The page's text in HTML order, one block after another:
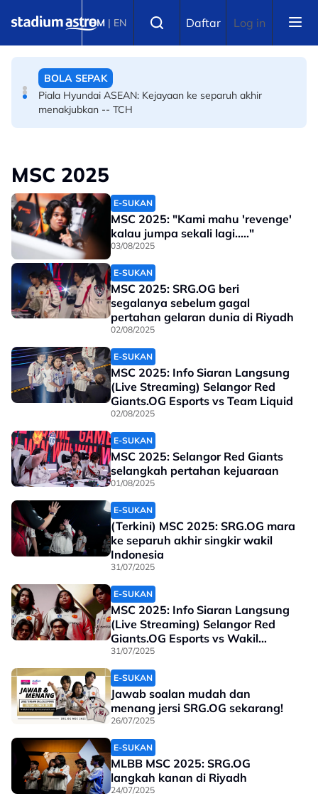
BM | EN Daftar Log in
ARRC: Dominasi luar biasa Hafizh Syahrin! Rangkul
BOLA SEPAK
Piala Hyundai ASEAN: Kejayaan ke separuh akhir
menakjubkan -- TCH
MSC 2025
E-SUKAN
MSC 2025: "Kami mahu 'revenge'
kalau jumpa sekali lagi....."
03/08/2025
E-SUKAN
MSC 2025: SRG.OG beri
segalanya sebelum gagal
pertahan gelaran dunia di Riyadh
02/08/2025
E-SUKAN
MSC 2025: Info Siaran Langsung
(Live Streaming) Selangor Red
Giants.OG Esports vs Team Liquid
02/08/2025
E-SUKAN
MSC 2025: Selangor Red Giants
selangkah pertahan kejuaraan
01/08/2025
E-SUKAN
(Terkini) MSC 2025: SRG.OG mara
ke separuh akhir singkir wakil
Indonesia
31/07/2025
E-SUKAN
MSC 2025: Info Siaran Langsung
(Live Streaming) Selangor Red
Giants.OG Esports vs Wakil
Indonesia
31/07/2025
E-SUKAN
Jawab soalan mudah dan
menang jersi SRG.OG sekarang!
26/07/2025
E-SUKAN
MLBB MSC 2025: SRG.OG
langkah kanan di Riyadh
24/07/2025